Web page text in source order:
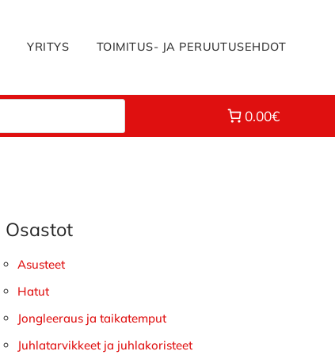
YRITYS TOIMITUS- JA PERUUTUSEHDOT
0.00€
Ensisijainen
sivupalkki
Osastot
Asusteet
Hatut
Jongleeraus ja taikatemput
Juhlatarvikkeet ja juhlakoristeet